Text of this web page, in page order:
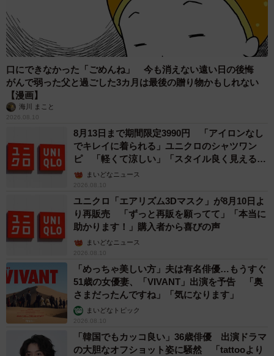
口にできなかった「ごめんね」 今も消えない遠い日の後悔
がんで弱った父と過ごした3カ月は最後の贈り物かもしれない
【漫画】
海川 まこと
2026.08.10
8月13日まで期間限定3990円 「アイロンなし
でキレイに着られる」ユニクロのシャツワン
ピ 「軽くて涼しい」「スタイル良く見える」
の声まいどなニュース
2026.08.10
ユニクロ「エアリズム3Dマスク」が8月10日よ
り再販売 「ずっと再販を願ってて」「本当に
助かります！」購入者から喜びの声
まいどなニュース
2026.08.10
「めっちゃ美しい方」夫は有名俳優…もうすぐ
51歳の女優妻、「VIVANT」出演を予告 「奥
さまだったんですね」「気になります」
まいどなトピック
2026.08.10
「韓国でもカッコ良い」36歳俳優 出演ドラマ
の大胆なオフショット姿に騒然 「tattooより